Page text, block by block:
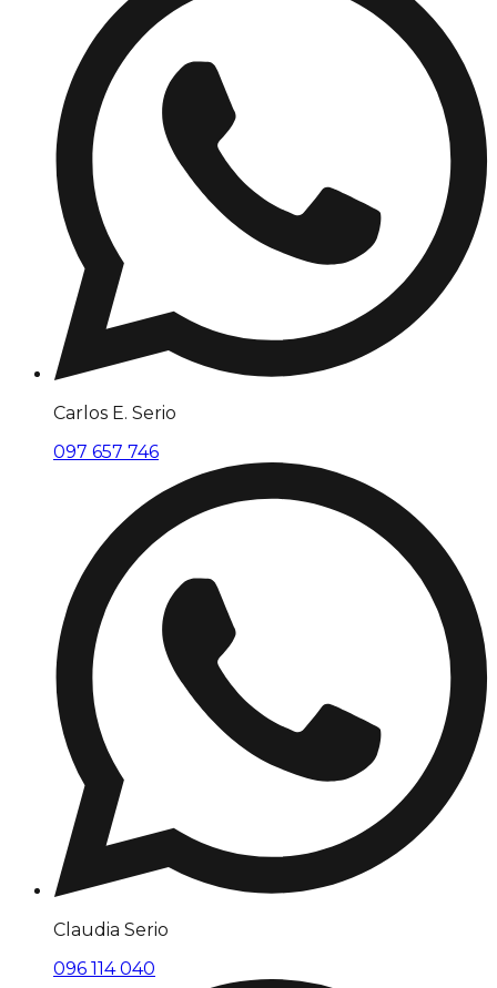
Carlos E. Serio
097 657 746
Claudia Serio
096 114 040